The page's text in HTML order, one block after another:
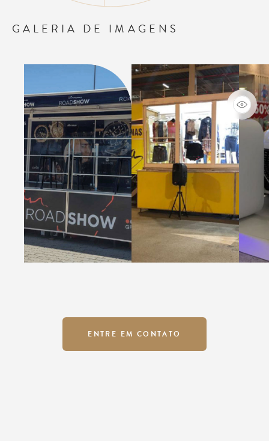
GALERIA DE IMAGENS
ENTRE EM CONTATO